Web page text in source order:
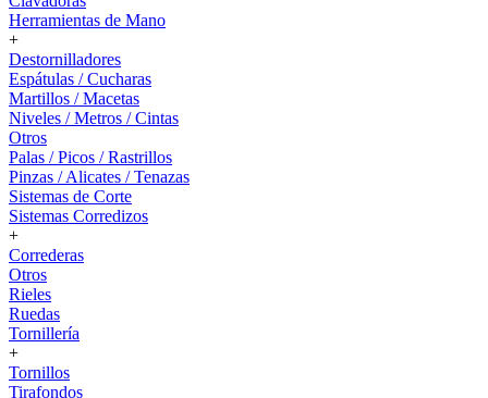
Herramientas de Mano
+
Destornilladores
Espátulas / Cucharas
Martillos / Macetas
Niveles / Metros / Cintas
Otros
Palas / Picos / Rastrillos
Pinzas / Alicates / Tenazas
Sistemas de Corte
Sistemas Corredizos
+
Correderas
Otros
Rieles
Ruedas
Tornillería
+
Tornillos
Tirafondos